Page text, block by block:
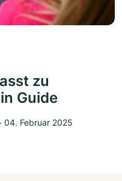
zu
Guide
‧ 04. Februar 2025